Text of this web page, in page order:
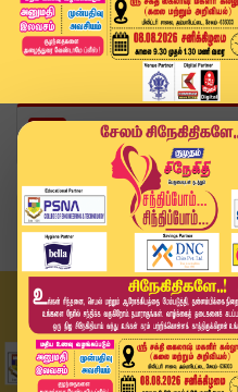
Home
வீடியோ ஸ்டோரி
அமமுகவிற்கு குக்கர்